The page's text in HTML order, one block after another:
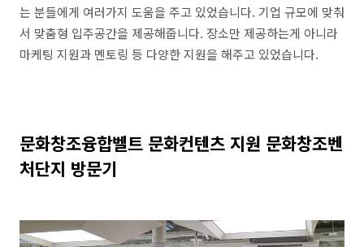
는 분들에게 여러가지 도움을 주고 있었습니다. 기업 규모에 맞춰
서 맞춤형 입주공간을 제공해줍니다. 장소만 제공하는게 아니라
마케팅 지원과 멘토링 등 다양한 지원을 해주고 있었습니다.
문화창조융합벨트 문화컨텐츠 지원 문화창조벤
처단지 방문기